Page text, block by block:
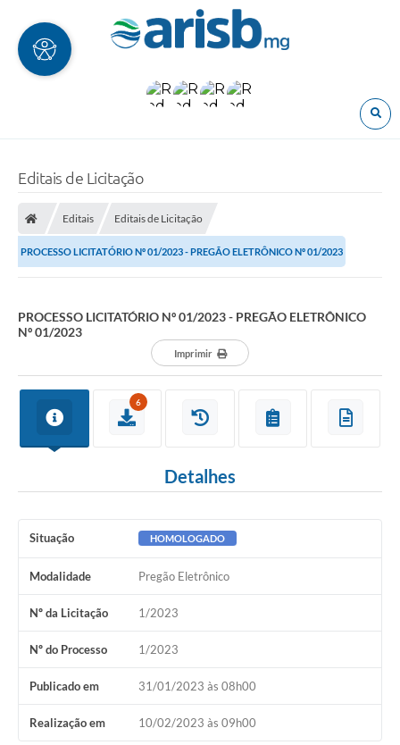
Editais de Licitação
Editais Editais de Licitação
PROCESSO LICITATÓRIO Nº 01/2023 - PREGÃO ELETRÔNICO Nº 01/2023
PROCESSO LICITATÓRIO Nº 01/2023 - PREGÃO ELETRÔNICO
Nº 01/2023
Imprimir
6
Detalhes
Situação HOMOLOGADO
Modalidade Pregão Eletrônico
Nº da Licitação 1/2023
Nº do Processo 1/2023
Publicado em 31/01/2023 às 08h00
Realização em 10/02/2023 às 09h00